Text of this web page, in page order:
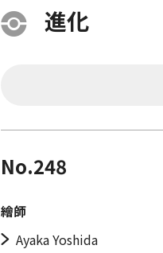
進化
No.248
繪師
Ayaka Yoshida